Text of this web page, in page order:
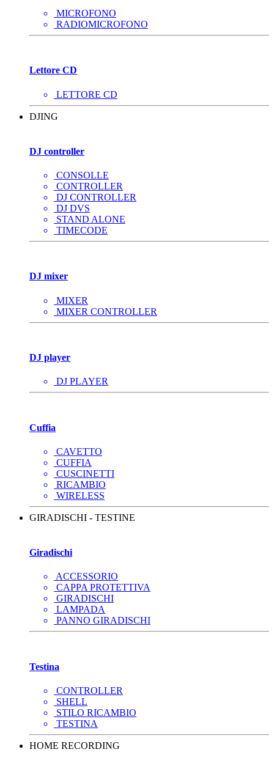
MICROFONO
RADIOMICROFONO
Lettore CD
LETTORE CD
DJING
DJ controller
CONSOLLE
CONTROLLER
DJ CONTROLLER
DJ DVS
STAND ALONE
TIMECODE
DJ mixer
MIXER
MIXER CONTROLLER
DJ player
DJ PLAYER
Cuffia
CAVETTO
CUFFIA
CUSCINETTI
RICAMBIO
WIRELESS
GIRADISCHI - TESTINE
Giradischi
ACCESSORIO
CAPPA PROTETTIVA
GIRADISCHI
LAMPADA
PANNO GIRADISCHI
Testina
CONTROLLER
SHELL
STILO RICAMBIO
TESTINA
HOME RECORDING